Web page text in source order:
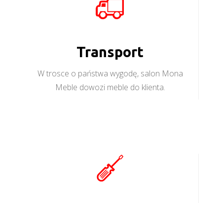
Transport
W trosce o państwa wygodę, salon Mona
Meble dowozi meble do klienta.